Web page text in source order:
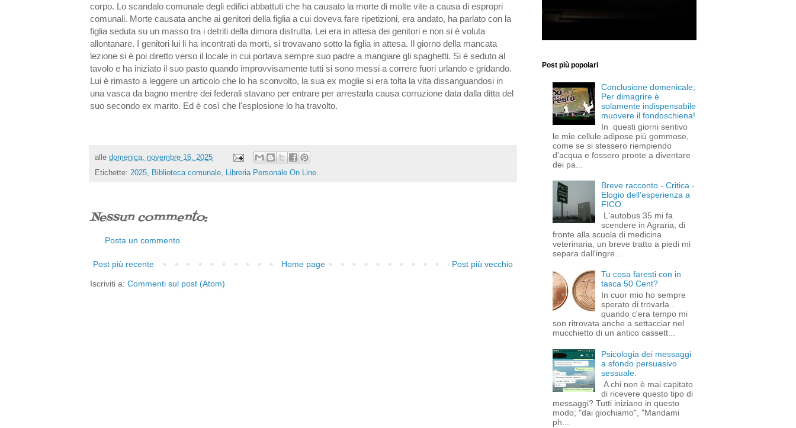
corpo. Lo scandalo comunale degli edifici abbattuti che ha causato la morte di molte vite a causa di espropri
comunali. Morte causata anche ai genitori della figlia a cui doveva fare ripetizioni, era andato, ha parlato con la
figlia seduta su un masso tra i detriti della dimora distrutta. Lei era in attesa dei genitori e non si è voluta
allontanare. I genitori lui li ha incontrati da morti, si trovavano sotto la figlia in attesa. Il giorno della mancata
lezione si è poi diretto verso il locale in cui portava sempre suo padre a mangiare gli spaghetti. Si è seduto al
tavolo e ha iniziato il suo pasto quando improvvisamente tutti si sono messi a correre fuori urlando e gridando.
Lui è rimasto a leggere un articolo che lo ha sconvolto, la sua ex moglie si era tolta la vita dissanguandosi in
una vasca da bagno mentre dei federali stavano per entrare per arrestarla causa corruzione data dalla ditta del
suo secondo ex marito. Ed è così che l'esplosione lo ha travolto.
alle domenica, novembre 16, 2025
Etichette: 2025, Biblioteca comunale, Libreria Personale On Line.
Nessun commento:
Posta un commento
Post più recente Post più vecchio
Home page
Iscriviti a: Commenti sul post (Atom)
Post più popolari
Conclusione domenicale;
Per dimagrire è
solamente indispensabile
muovere il fondoschiena!
In questi giorni sentivo
le mie cellule adipose più gommose,
come se si stessero riempiendo
d'acqua e fossero pronte a diventare
dei pa...
Breve racconto - Critica -
Elogio dell'esperienza a
FICO.
L'autobus 35 mi fa
scendere in Agraria, di
fronte alla scuola di medicina
veterinaria, un breve tratto a piedi mi
separa dall'ingre...
Tu cosa faresti con in
tasca 50 Cent?
In cuor mio ho sempre
sperato di trovarla..
quando c'era tempo mi
son ritrovata anche a settacciar nel
mucchietto di un antico cassett...
Psicologia dei messaggi
a sfondo persuasivo
sessuale.
A chi non è mai capitato
di ricevere questo tipo di
messaggi? Tutti iniziano in questo
modo; "dai giochiamo", "Mandami
ph...